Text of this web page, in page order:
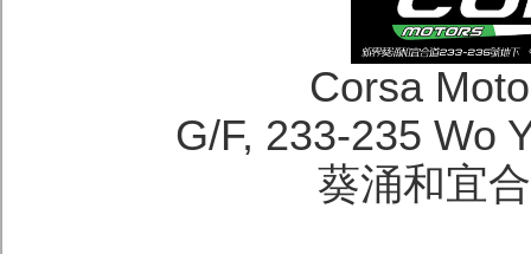
Corsa
G/F, 233-235 Wo
葵涌和宜